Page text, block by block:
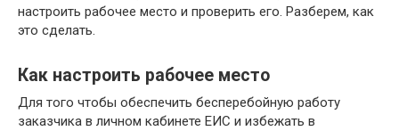
настроить рабочее место и проверить его. Разберем, как
это сделать.
Как настроить рабочее место
Для того чтобы обеспечить бесперебойную работу
заказчика в личном кабинете ЕИС и избежать в